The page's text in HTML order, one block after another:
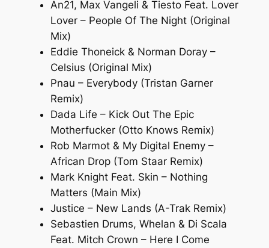
An21, Max Vangeli & Tiesto Feat. Lover
Lover – People Of The Night (Original
Mix)
Eddie Thoneick & Norman Doray –
Celsius (Original Mix)
Pnau – Everybody (Tristan Garner
Remix)
Dada Life – Kick Out The Epic
Motherfucker (Otto Knows Remix)
Rob Marmot & My Digital Enemy –
African Drop (Tom Staar Remix)
Mark Knight Feat. Skin – Nothing
Matters (Main Mix)
Justice – New Lands (A-Trak Remix)
Sebastien Drums, Whelan & Di Scala
Feat. Mitch Crown – Here I Come